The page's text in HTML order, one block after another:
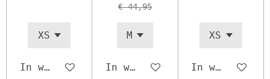
In winkelwagen
€ 44,95
In winkelwagen In